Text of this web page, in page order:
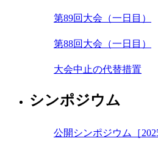
第89回大会（一日目）
第88回大会（一日目）
大会中止の代替措置
シンポジウム
公開シンポジウム［